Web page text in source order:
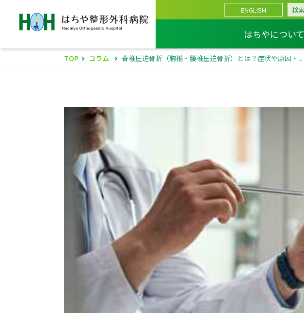
ENGLISH
はちやについて
TOP コラム 脊椎圧迫骨折（胸椎・腰椎圧迫骨折）とは？症状や原因・...